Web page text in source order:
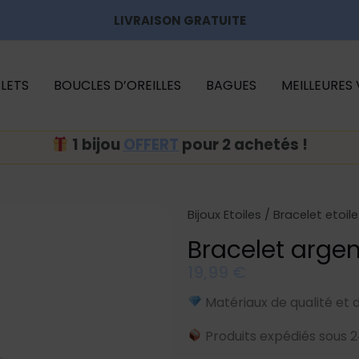
LIVRAISON GRATUITE
BOUCLES D’OREILLES BAGUES MEILLEURES
1 bijou OFFERT pour 2 achetés !
Bijoux Etoiles / Bracelet etoile
Bracelet
Matériaux de qualité et
Produits expédiés sous